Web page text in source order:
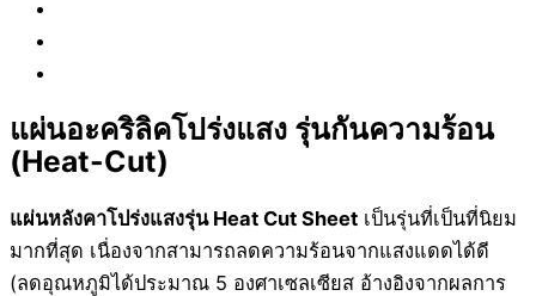
แผ่นอะคริลิคโปร่งแสง รุ่นกันความร้อน
(Heat-Cut)
แผ่นหลังคาโปร่งแสงรุ่น Heat Cut Sheet เป็นรุ่นที่เป็นที่นิยม
มากที่สุด เนื่องจากสามารถลดความร้อนจากแสงแดดได้ดี
(ลดอุณหภูมิได้ประมาณ 5 องศาเซลเซียส อ้างอิงจากผลการ